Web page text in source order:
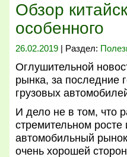
Обзор
особенного
26.02.2019 | Раздел:
Оглушительной
рынка, за последние
грузовых
И дело не в том, что
стремительном
автомобильный
очень хорошей